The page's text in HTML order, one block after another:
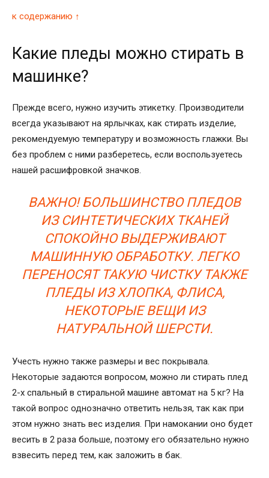
к содержанию ↑
Какие пледы можно стирать в
машинке?
Прежде всего, нужно изучить этикетку. Производители
всегда указывают на ярлычках, как стирать изделие,
рекомендуемую температуру и возможность глажки. Вы
без проблем с ними разберетесь, если воспользуетесь
нашей расшифровкой значков.
ВАЖНО! БОЛЬШИНСТВО ПЛЕДОВ
ИЗ СИНТЕТИЧЕСКИХ ТКАНЕЙ
СПОКОЙНО ВЫДЕРЖИВАЮТ
МАШИННУЮ ОБРАБОТКУ. ЛЕГКО
ПЕРЕНОСЯТ ТАКУЮ ЧИСТКУ ТАКЖЕ
ПЛЕДЫ ИЗ ХЛОПКА, ФЛИСА,
НЕКОТОРЫЕ ВЕЩИ ИЗ
НАТУРАЛЬНОЙ ШЕРСТИ.
Учесть нужно также размеры и вес покрывала.
Некоторые задаются вопросом, можно ли стирать плед
2-х спальный в стиральной машине автомат на 5 кг? На
такой вопрос однозначно ответить нельзя, так как при
этом нужно знать вес изделия. При намокании оно будет
весить в 2 раза больше, поэтому его обязательно нужно
взвесить перед тем, как заложить в бак.